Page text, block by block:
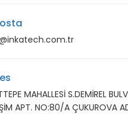
MAHALLESİ S.DEMİREL
APT. NO:80/A ÇUKUROVA